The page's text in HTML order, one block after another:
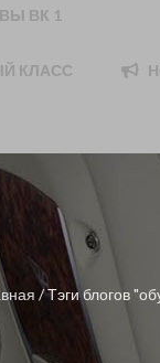
ВК 1
КЛАСС
/Тэги блогов